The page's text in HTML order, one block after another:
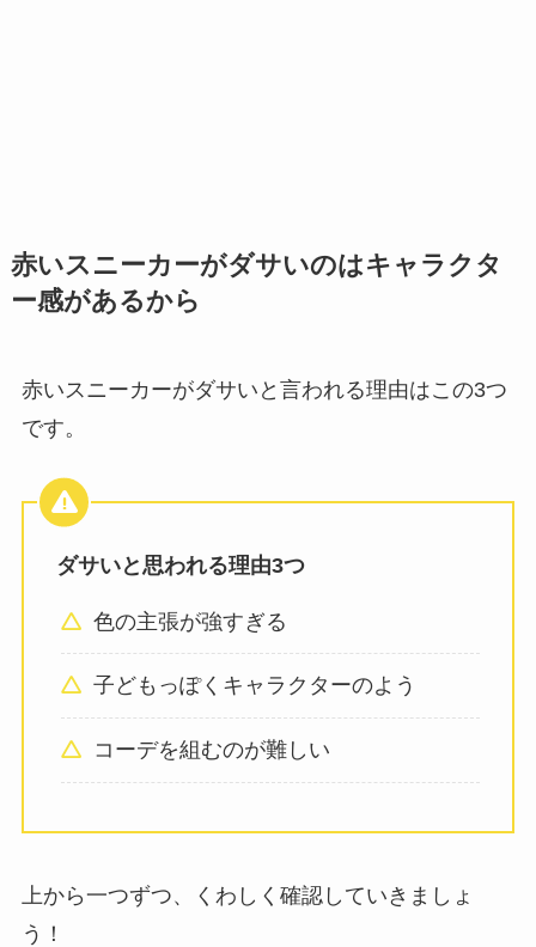
赤いスニーカーがダサいのはキャラクタ
ー感があるから
赤いスニーカーがダサいと言われる理由はこの3つ
です。
ダサいと思われる理由3つ
色の主張が強すぎる
子どもっぽくキャラクターのよう
コーデを組むのが難しい
上から一つずつ、くわしく確認していきましょ
う！